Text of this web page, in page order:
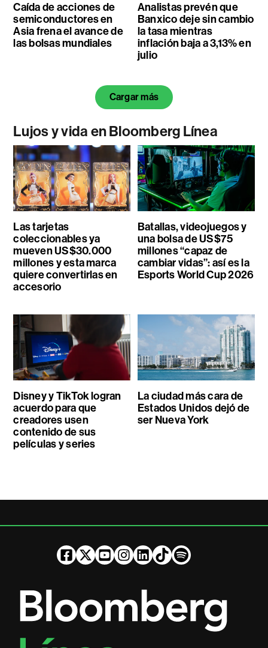
Caída de acciones de
semiconductores en
Asia frena el avance de
las bolsas mundiales
Analistas prevén que
Banxico deje sin cambio
la tasa mientras
inflación baja a 3,13% en
julio
Cargar más
Lujos y vida en Bloomberg Línea
Las tarjetas
coleccionables ya
mueven US$30.000
millones y esta marca
quiere convertirlas en
accesorio
Batallas, videojuegos y
una bolsa de US$75
millones “capaz de
cambiar vidas”: así es la
Esports World Cup 2026
Disney y TikTok logran
acuerdo para que
creadores usen
contenido de sus
películas y series
La ciudad más cara de
Estados Unidos dejó de
ser Nueva York